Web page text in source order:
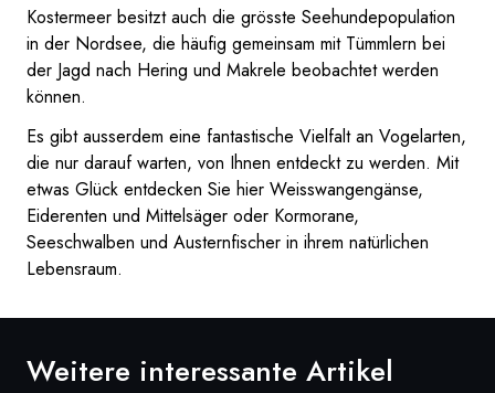
Kostermeer besitzt auch die grösste Seehundepopulation
in der Nordsee, die häufig gemeinsam mit Tümmlern bei
der Jagd nach Hering und Makrele beobachtet werden
können.
Es gibt ausserdem eine fantastische Vielfalt an Vogelarten,
die nur darauf warten, von Ihnen entdeckt zu werden. Mit
etwas Glück entdecken Sie hier Weisswangengänse,
Eiderenten und Mittelsäger oder Kormorane,
Seeschwalben und Austernfischer in ihrem natürlichen
Lebensraum.
Weitere interessante Artikel